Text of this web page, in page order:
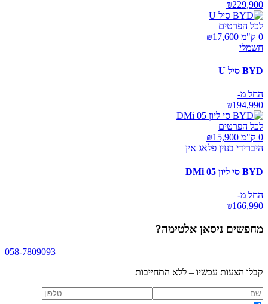
₪229,900
לכל הפרטים
0 ק"מ ₪
17,600
חשמלי
BYD סיל U
החל מ-
₪194,990
לכל הפרטים
0 ק"מ ₪
15,900
היברידי בנזין פלאג אין
BYD סי ליון 05 DMi
החל מ-
₪166,990
מחפשים ניסאן אלטימה?
058-7809093
קבלו הצעות עכשיו – ללא התחייבות